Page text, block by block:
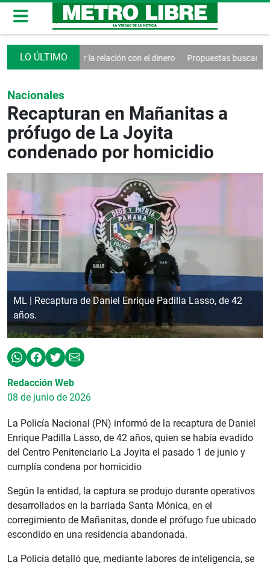
sanar la relación con el dinero Propuestas buscan reformas
Nacionales
Recapturan en Mañanitas a
prófugo de La Joyita
condenado por homicidio
ML | Recaptura de Daniel Enrique Padilla Lasso, de 42
años.
Redacción Web
08 de junio de 2026
La Policía Nacional (PN) informó de la recaptura de Daniel
Enrique Padilla Lasso, de 42 años, quien se había evadido
del Centro Penitenciario La Joyita el pasado 1 de junio y
cumplía condena por homicidio
Según la entidad, la captura se produjo durante operativos
desarrollados en la barriada Santa Mónica, en el
corregimiento de Mañanitas, donde el prófugo fue ubicado
escondido en una residencia abandonada.
La Policía detalló que, mediante labores de inteligencia, se